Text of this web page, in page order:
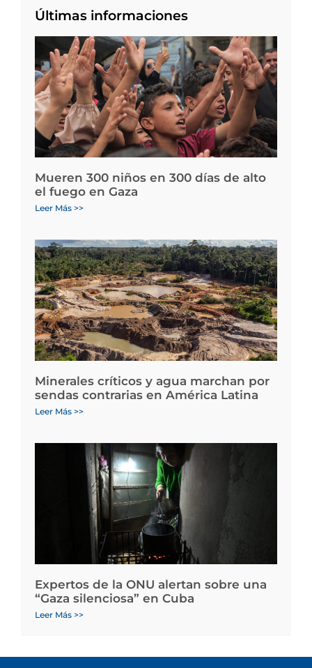
Últimas informaciones
Mueren 300 niños en 300 días de alto
el fuego en Gaza
Leer Más >>
Minerales críticos y agua marchan por
sendas contrarias en América Latina
Leer Más >>
Expertos de la ONU alertan sobre una
“Gaza silenciosa” en Cuba
Leer Más >>